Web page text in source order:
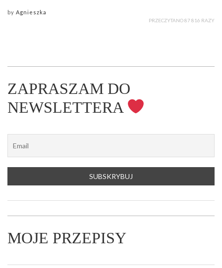
by Agnieszka
PRZECZYTANO 87 816 RAZY
ZAPRASZAM DO
NEWSLETTERA
MOJE PRZEPISY